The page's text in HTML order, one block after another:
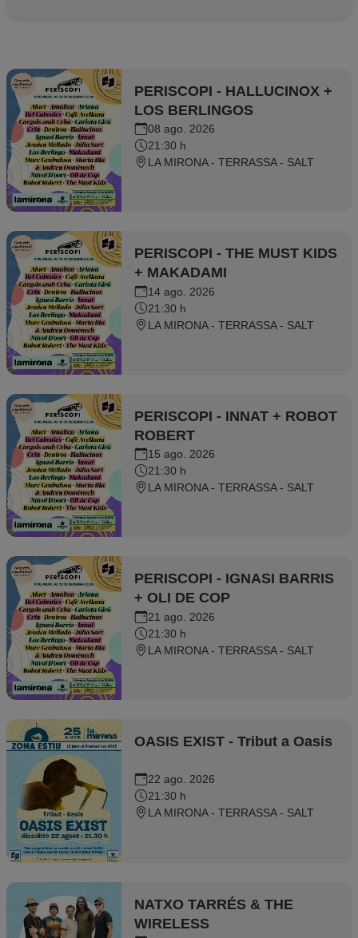
PERISCOPI - HALLUCINOX +
LOS BERLINGOS
08 ago. 2026
21:30 h
LA MIRONA - TERRASSA - SALT
PERISCOPI - THE MUST KIDS
+ MAKADAMI
14 ago. 2026
21:30 h
LA MIRONA - TERRASSA - SALT
PERISCOPI - INNAT + ROBOT
ROBERT
15 ago. 2026
21:30 h
LA MIRONA - TERRASSA - SALT
PERISCOPI - IGNASI BARRIS
+ OLI DE COP
21 ago. 2026
21:30 h
LA MIRONA - TERRASSA - SALT
OASIS EXIST - Tribut a Oasis
22 ago. 2026
21:30 h
LA MIRONA - TERRASSA - SALT
NATXO TARRÉS & THE
WIRELESS